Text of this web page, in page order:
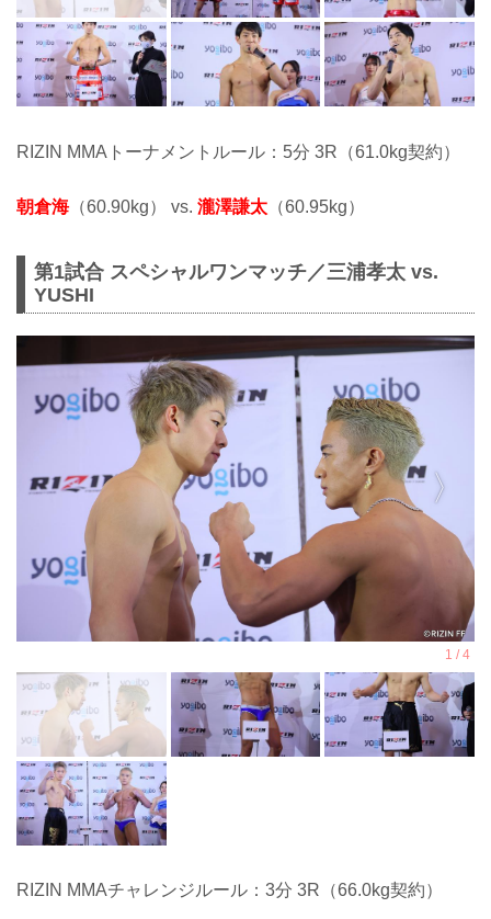
RIZIN MMAトーナメントルール：5分 3R（61.0kg契約）
朝倉海（60.90kg） vs. 瀧澤謙太 （60.95kg）
第1試合 スペシャルワンマッチ／三浦孝太 vs.
YUSHI
RIZIN MMAチャレンジルール：3分 3R（66.0kg契約）